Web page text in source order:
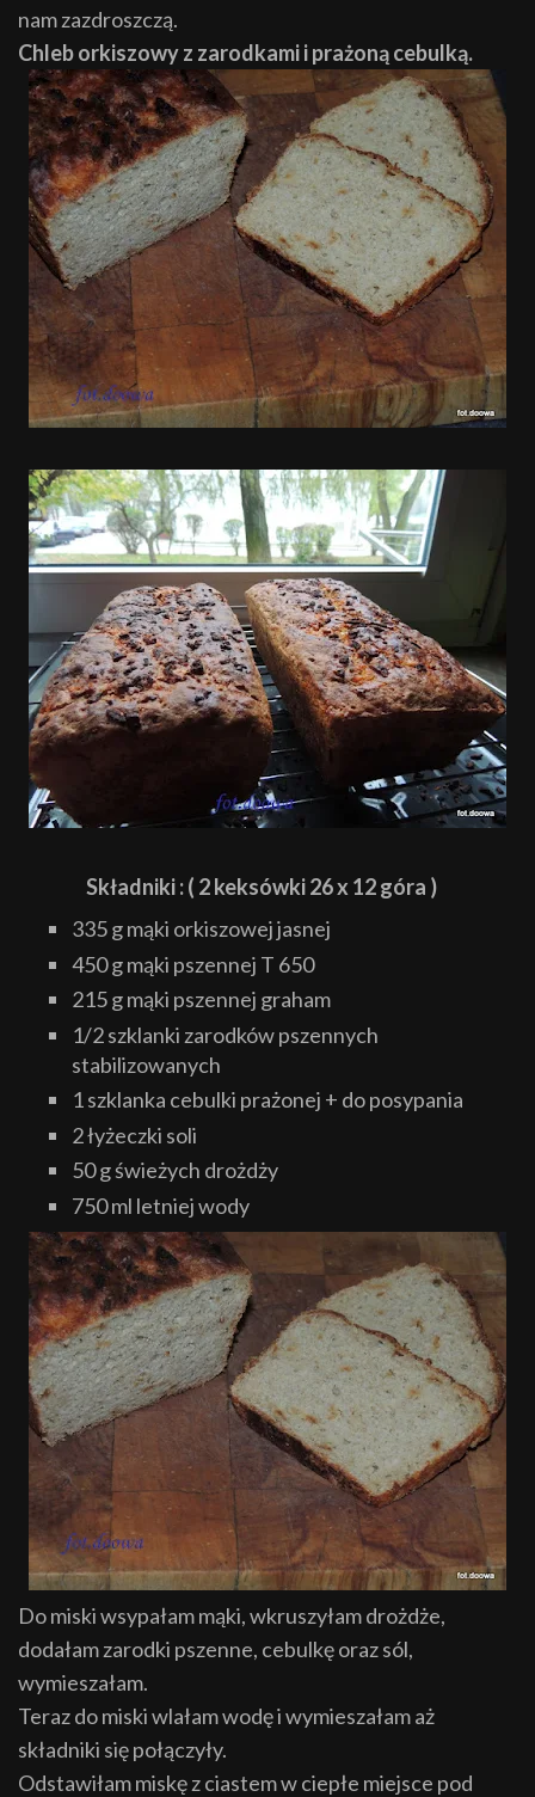
nam zazdroszczą.
Chleb orkiszowy z zarodkami i prażoną cebulką.
Składniki : ( 2 keksówki 26 x 12 góra )
335 g mąki orkiszowej jasnej
450 g mąki pszennej T 650
215 g mąki pszennej graham
1/2 szklanki zarodków pszennych
stabilizowanych
1 szklanka cebulki prażonej + do posypania
2 łyżeczki soli
50 g świeżych drożdży
750 ml letniej wody
Do miski wsypałam mąki, wkruszyłam drożdże,
dodałam zarodki pszenne, cebulkę oraz sól,
wymieszałam.
Teraz do miski wlałam wodę i wymieszałam aż
składniki się połączyły.
Odstawiłam miskę z ciastem w ciepłe miejsce pod